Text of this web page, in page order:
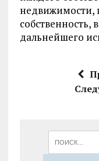
недвижимости,
собственность,
дальнейшего